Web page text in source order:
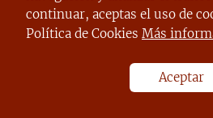
Descubre el
continuar, aceptas el uso de
Política de Cookies Más
Aceptar